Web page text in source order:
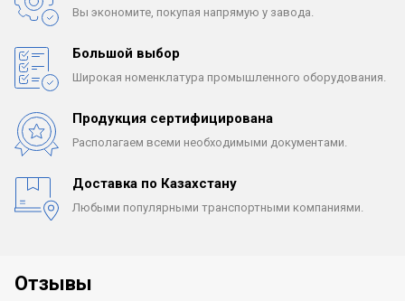
Вы экономите, покупая напрямую у завода.
Большой выбор
Широкая номенклатура промышленного оборудования.
Продукция сертифицирована
Располагаем всеми необходимыми документами.
Доставка по Казахстану
Любыми популярными транспортными компаниями.
Отзывы